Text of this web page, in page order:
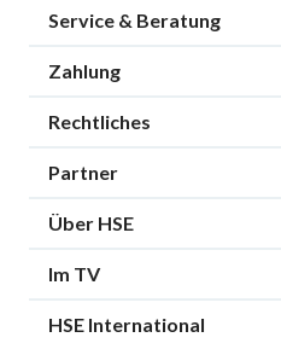
Service & Beratung
Zahlung
Rechtliches
Partner
Über HSE
Im TV
HSE International